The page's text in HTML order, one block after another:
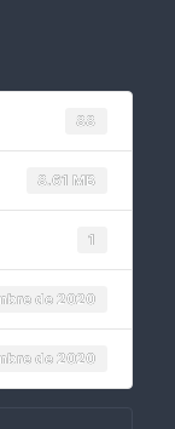
88
8.61 MB
1
de 2020
de 2020